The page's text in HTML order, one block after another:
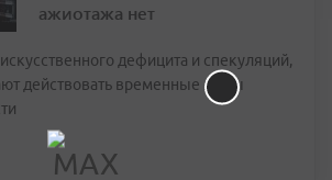
ажиотажа нет
дефицита и спекуляций,
действовать временные меры